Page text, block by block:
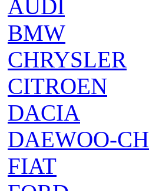
AUDI
BMW
CHRYSLER
CITROEN
DACIA
DAEWOO-
FIAT